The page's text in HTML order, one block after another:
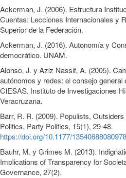
Ackerman, J. (2006). Estructura
Cuentas: Lecciones Internacionales y
Superior de la Federación.
Ackerman, J. (2016). Autonomía y
democrático. UNAM.
Alonso, J. y Aziz Nassif, A. (2005).
autónomos y redes: el consejo general
CIESAS, Instituto de Investigaciones
Veracruzana.
Barr, R. R. (2009). Populists,
Politics. Party Politics, 15(1), 29-48.
https://doi.org/10.1177/
Bauhr, M. y Grimes M. (2013).
Implications of Transparency for
Governance, 27(2).